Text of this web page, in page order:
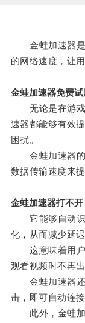
金蛙加速器是
的网络速度，让
金蛙加速器免费试
无论是在游戏
速器都能够有效
困扰。
金蛙加速器的
数据传输速度来提
金蛙加速器打不开
它能够自动识
化，从而减少延
这意味着用户
观看视频时不再
金蛙加速器还
击，即可自动连
此外，金蛙加